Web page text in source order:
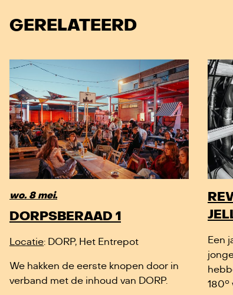
GERELATEERD
wo. 8 mei.
DORPSBERAAD 1
Locatie: DORP, Het Entrepot
We hakken de eerste knopen door in
verband met de inhoud van DORP.
Een
180°